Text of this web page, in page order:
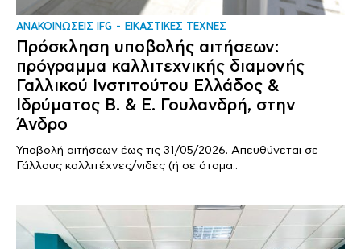
ΑΝΑΚΟΙΝΩΣΕΙΣ IFG ΕΙΚΑΣΤΙΚΕΣ ΤΕΧΝΕΣ
Πρόσκληση υποβολής αιτήσεων:
πρόγραμμα καλλιτεχνικής διαμονής
Γαλλικού Ινστιτούτου Ελλάδος &
Ιδρύματος Β. & Ε. Γουλανδρή, στην
Άνδρο
Υποβολή αιτήσεων έως τις 31/05/2026. Απευθύνεται σε
Γάλλους καλλιτέχνες/νιδες (ή σε άτομα..